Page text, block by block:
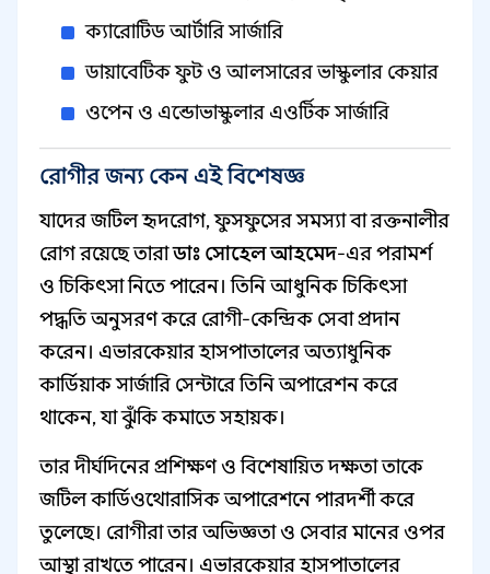
ক্যারোটিড আর্টারি সার্জারি
ডায়াবেটিক ফুট ও আলসারের ভাস্কুলার কেয়ার
ওপেন ও এন্ডোভাস্কুলার এওর্টিক সার্জারি
রোগীর জন্য কেন এই বিশেষজ্ঞ
যাদের জটিল হৃদরোগ, ফুসফুসের সমস্যা বা রক্তনালীর
রোগ রয়েছে তারাডাঃ সোহেল আহমেদ-এর পরামর্শ
ও চিকিৎসা নিতে পারেন। তিনি আধুনিক চিকিৎসা
পদ্ধতি অনুসরণ করে রোগী-কেন্দ্রিক সেবা প্রদান
করেন। এভারকেয়ার হাসপাতালের অত্যাধুনিক
কার্ডিয়াক সার্জারি সেন্টারে তিনি অপারেশন করে
থাকেন, যা ঝুঁকি কমাতে সহায়ক।
তার দীর্ঘদিনের প্রশিক্ষণ ও বিশেষায়িত দক্ষতা তাকে
জটিল কার্ডিওথোরাসিক অপারেশনে পারদর্শী করে
তুলেছে। রোগীরা তার অভিজ্ঞতা ও সেবার মানের ওপর
আস্থা রাখতে পারেন। এভারকেয়ার হাসপাতালের